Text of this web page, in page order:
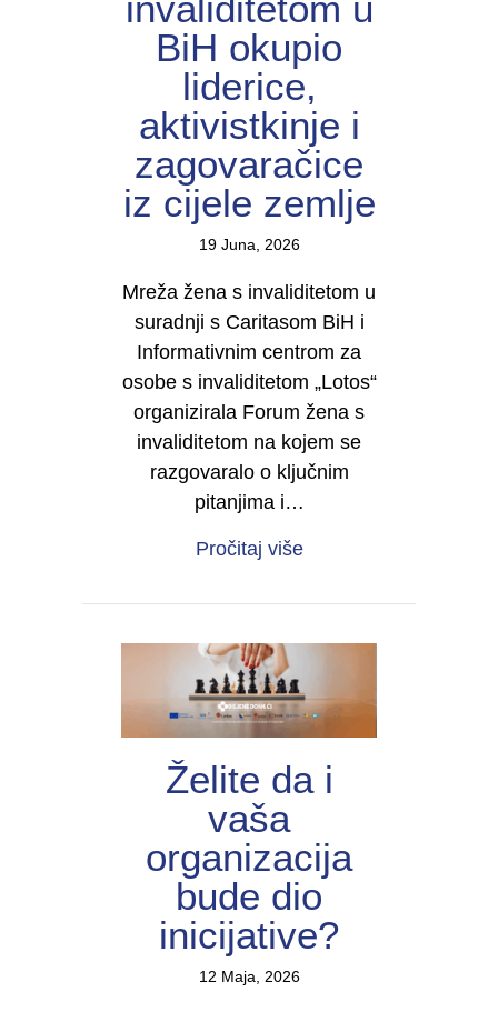
BiH okupio
liderice,
aktivistkinje i
zagovaračice
iz cijele zemlje
19 Juna, 2026
Mreža žena s invaliditetom u
suradnji s Caritasom BiH i
Informativnim centrom za
osobe s invaliditetom „Lotos“
organizirala Forum žena s
invaliditetom na kojem se
razgovaralo o ključnim
pitanjima i…
Pročitaj višeabout Forum žena s
Želite da i
vaša
organizacija
bude dio
inicijative?
12 Maja, 2026